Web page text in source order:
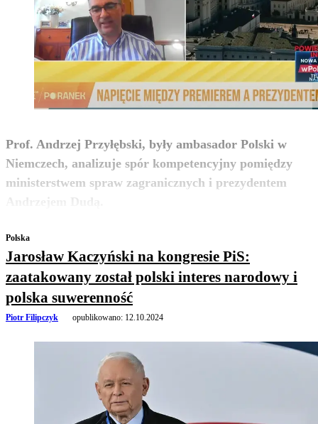
Prof. Andrzej Przyłębski, były ambasador Polski w
Niemczech, analizuje spór kompetencyjny pomiędzy
ministerstwem spraw zagranicznych i prezydentem
zobacz więcej
Polska
Jarosław Kaczyński na kongresie PiS:
zaatakowany został polski interes narodowy i
polska suwerenność
Piotr Filipczyk opublikowano: 12.10.2024